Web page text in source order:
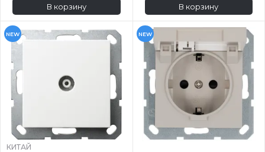
В корзину В корзину
NEW
КИТАЙ
NEW